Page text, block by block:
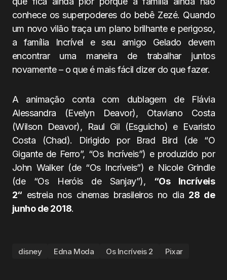
conhece os superpoderes do bebê Zezé. Quando
um novo vilão traça um plano brilhante e perigoso,
a família Incrível e seu amigo Gelado devem
encontrar uma maneira de trabalhar juntos
novamente – o que é mais fácil dizer do que fazer.
A animação conta com dublagem de Flávia
Alessandra (Evelyn Deavor), Otaviano Costa
(Wilson Deavor), Raul Gil (Esguicho) e Evaristo
Costa (Chad). Dirigido por Brad Bird (de “O
Gigante de Ferro”, “Os Incríveis”) e produzido por
John Walker (de “Os Incríveis”) e Nicole Grindle
(de “Os Heróis de Sanjay”), “Os Incríveis
2“ estreia nos cinemas brasileiros no dia 28 de
junho de 2018.
disney Edna Moda Os Incríveis 2 Pixar